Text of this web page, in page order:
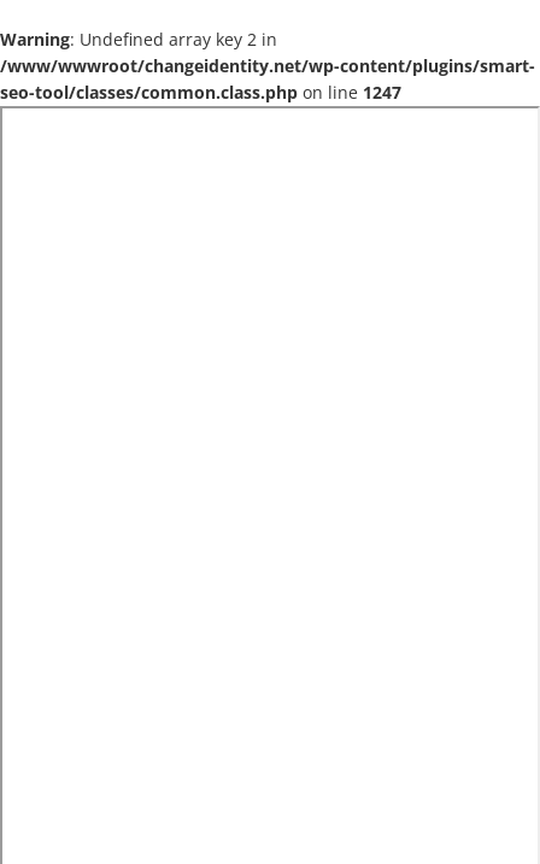
Warning: Undefined array key 2 in
/www/wwwroot/changeidentity.net/wp-content/plugins/smart-
seo-tool/classes/common.class.php on line 1247